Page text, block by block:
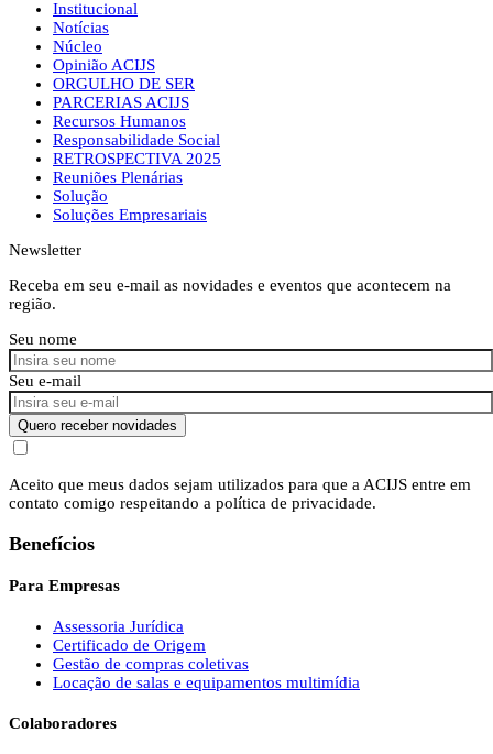
Institucional
Notícias
Núcleo
Opinião ACIJS
ORGULHO DE SER
PARCERIAS ACIJS
Recursos Humanos
Responsabilidade Social
RETROSPECTIVA 2025
Reuniões Plenárias
Solução
Soluções Empresariais
Newsletter
Receba em seu e-mail as novidades e eventos que acontecem na
região.
Seu nome
Seu e-mail
Quero receber novidades
Aceito que meus dados sejam utilizados para que a ACIJS entre em
contato comigo respeitando a política de privacidade.
Benefícios
Para Empresas
Assessoria Jurídica
Certificado de Origem
Gestão de compras coletivas
Locação de salas e equipamentos multimídia
Colaboradores